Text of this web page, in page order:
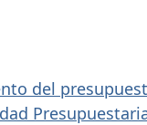
del